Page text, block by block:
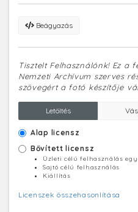
Beágyazás
Tisztelt Felhasználónk! Ez a
Nemzeti Archívum szerves
szövegért a fotó készítője
Letöltés
Alap licensz
Bővített licensz
Üzleti célú felhasználás
Sajtó célú felhasználás
Kiállítás
Licenszek összehasonlítása